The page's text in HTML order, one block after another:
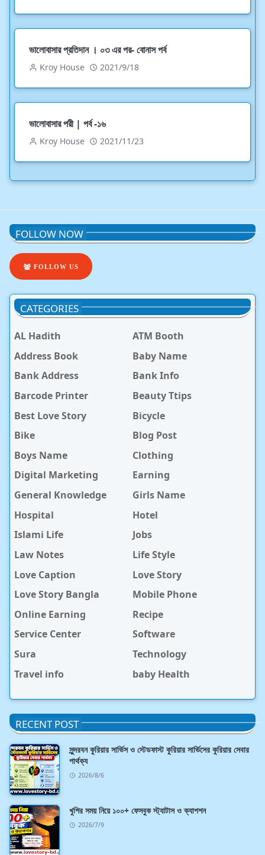
ভালোবাসার প্রতিদান । ০৩ এর পর- বোনাস পর্ব
Kroy House 2021/9/18
ভালোবাসার পরী | পর্ব -১৬
Kroy House 2021/11/23
FOLLOW NOW
FOLLOW US
CATEGORIES
AL Hadith
ATM Booth
Address Book
Baby Name
Bank Address
Bank Info
Barcode Printer
Beauty Ttips
Best Love Story
Bicycle
Bike
Blog Post
Boys Name
Clothing
Digital Marketing
Earning
General Knowledge
Girls Name
Hospital
Hotel
Islami Life
Jobs
Law Notes
Life Style
Love Caption
Love Story
Love Story Bangla
Mobile Phone
Online Earning
Recipe
Service Center
Software
Sura
Technology
Travel info
baby Health
RECENT POST
সুন্দরবন কুরিয়ার সার্ভিস ও স্টেডফাস্ট কুরিয়ার সার্ভিসের কুরিয়ার সেবার
পার্থক্য
2026/8/6
খুশির সময় নিয়ে ১০০+ ফেসবুক স্ট্যাটাস ও ক্যাপশন
2026/7/9